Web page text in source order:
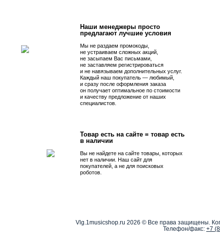
Наши менеджеры просто
предлагают лучшие условия
Мы не раздаем промокоды,
не устраиваем сложных акций,
не засыпаем Вас письмами,
не заставляем регистрироваться
и не навязываем дополнительных услуг.
Каждый наш покупатель — любимый,
и сразу после оформления заказа
он получает оптимальное по стоимости
и качеству предложение от наших
специалистов.
Товар есть на сайте = товар есть
в наличии
Вы не найдете на сайте товары, которых
нет в наличии. Наш сайт для
покупателей, а не для поисковых
роботов.
Vlg.1musicshop.ru 2026 © Все права защищены.
Телефон/факс: +7